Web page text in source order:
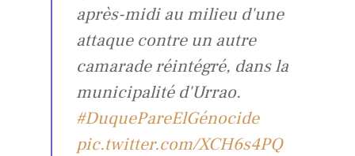
après-midi au milieu d'une
attaque contre un autre
camarade réintégré, dans la
municipalité d'Urrao.
#DuquePareElGénocide
pic.twitter.com/XCH6s4PQ